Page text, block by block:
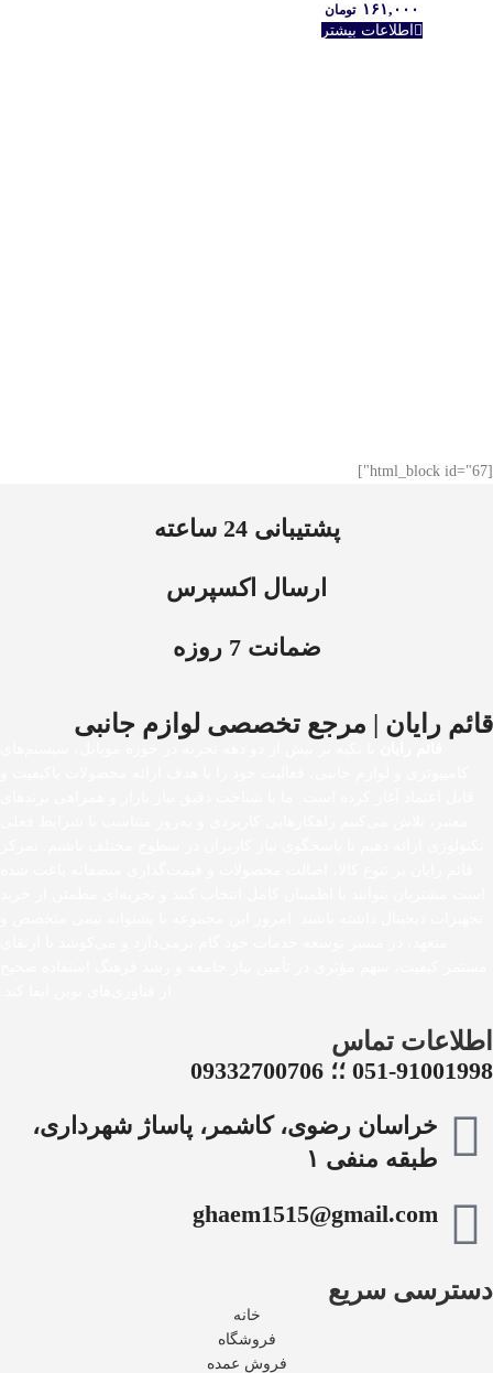
۱۶۱,۰۰۰ تومان
اطلاعات بیشتر
[html_block id="67"]
پشتیبانی 24 ساعته
ارسال اکسپرس
ضمانت 7 روزه
قائم رایان | مرجع تخصصی لوازم جانبی
اطلاعات تماس
051-91001998 ؛؛ 09332700706
خراسان رضوی، کاشمر، پاساژ شهرداری،
طبقه منفی ۱
ghaem1515@gmail.com
دسترسی سریع
خانه
فروشگاه
فروش عمده